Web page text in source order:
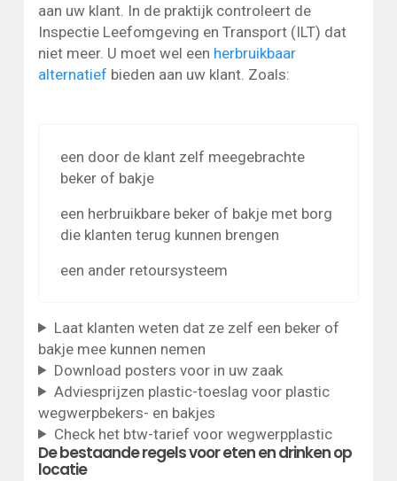
aan uw klant. In de praktijk controleert de
Inspectie Leefomgeving en Transport (ILT) dat
niet meer. U moet wel een herbruikbaar
alternatief bieden aan uw klant. Zoals:
een door de klant zelf meegebrachte
beker of bakje
een herbruikbare beker of bakje met borg
die klanten terug kunnen brengen
een ander retoursysteem
Laat klanten weten dat ze zelf een beker of
bakje mee kunnen nemen
Download posters voor in uw zaak
Adviesprijzen plastic-toeslag voor plastic
wegwerpbekers- en bakjes
Check het btw-tarief voor wegwerpplastic
De bestaande regels voor eten en drinken op
locatie